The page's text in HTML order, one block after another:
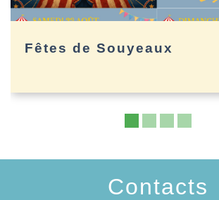
Fêtes de Souyeaux
Contacts